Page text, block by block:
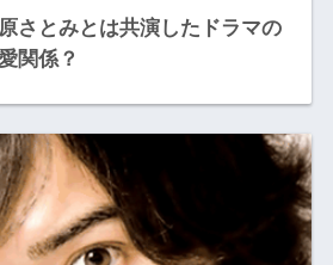
さとみとは共演したドラマの
関係？